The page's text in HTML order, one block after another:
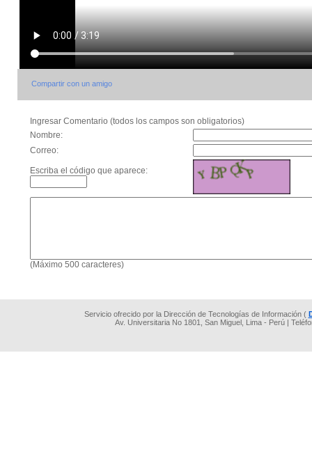
Compartir con un amigo
Ingresar Comentario (todos los campos son obligatorios)
Nombre:
Correo:
Escriba el código que aparece:
(Máximo 500 caracteres)
Servicio ofrecido por la Dirección de Tecnologías de Información (
Av. Universitaria No 1801, San Miguel, Lima - Perú |